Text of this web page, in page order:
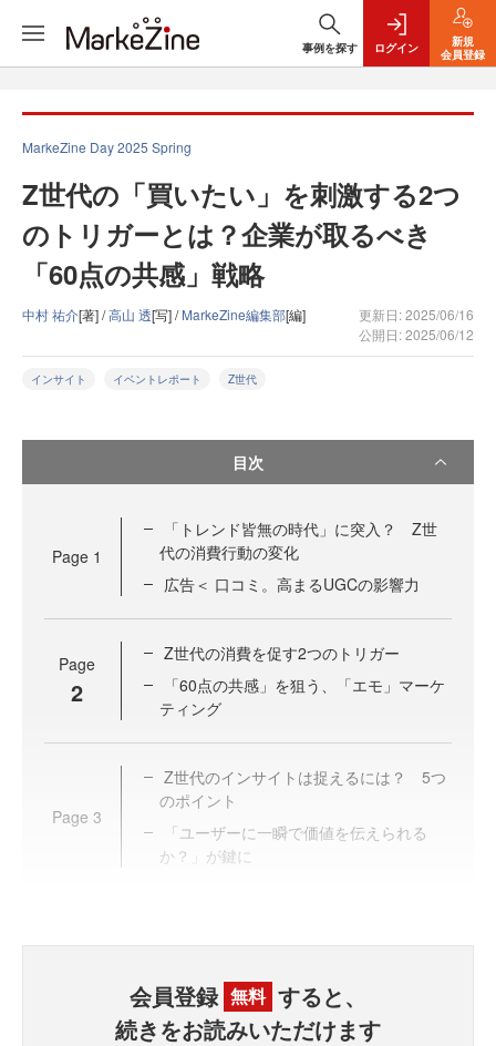
事例を探す ログイン
新規
会員登録
MarkeZine Day 2025 Spring
Z世代の「買いたい」を刺激する2つ
のトリガーとは？企業が取るべき
「60点の共感」戦略
中村 祐介[著] /高山 透[写] /MarkeZine編集部[編]
更新日: 2025/06/16
公開日: 2025/06/12
インサイト イベントレポート Z世代
目次
Page 1
「トレンド皆無の時代」に突入？ Z世
代の消費行動の変化
広告＜ 口コミ。高まるUGCの影響力
Page
2
Z世代の消費を促す2つのトリガー
「60点の共感」を狙う、「エモ」マーケ
ティング
Page 3
Z世代のインサイトは捉えるには？ 5つ
のポイント
「ユーザーに一瞬で価値を伝えられる
か？」が鍵に
会員登録 無料 すると、
続きをお読みいただけます